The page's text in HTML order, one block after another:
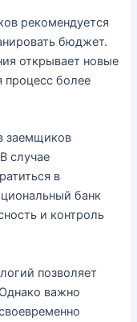
рекомендуется
бюджет.
открывает новые
процесс более
заемщиков
случае
в
банк
и контроль
позволяет
важно